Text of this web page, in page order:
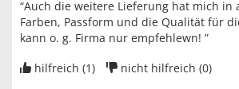
“Auch die weitere Lieferung hat mich in
Farben, Passform und die Qualität für
kann o. g. Firma nur empfehlewn! ”
hilfreich (1) nicht hilfreich (0)